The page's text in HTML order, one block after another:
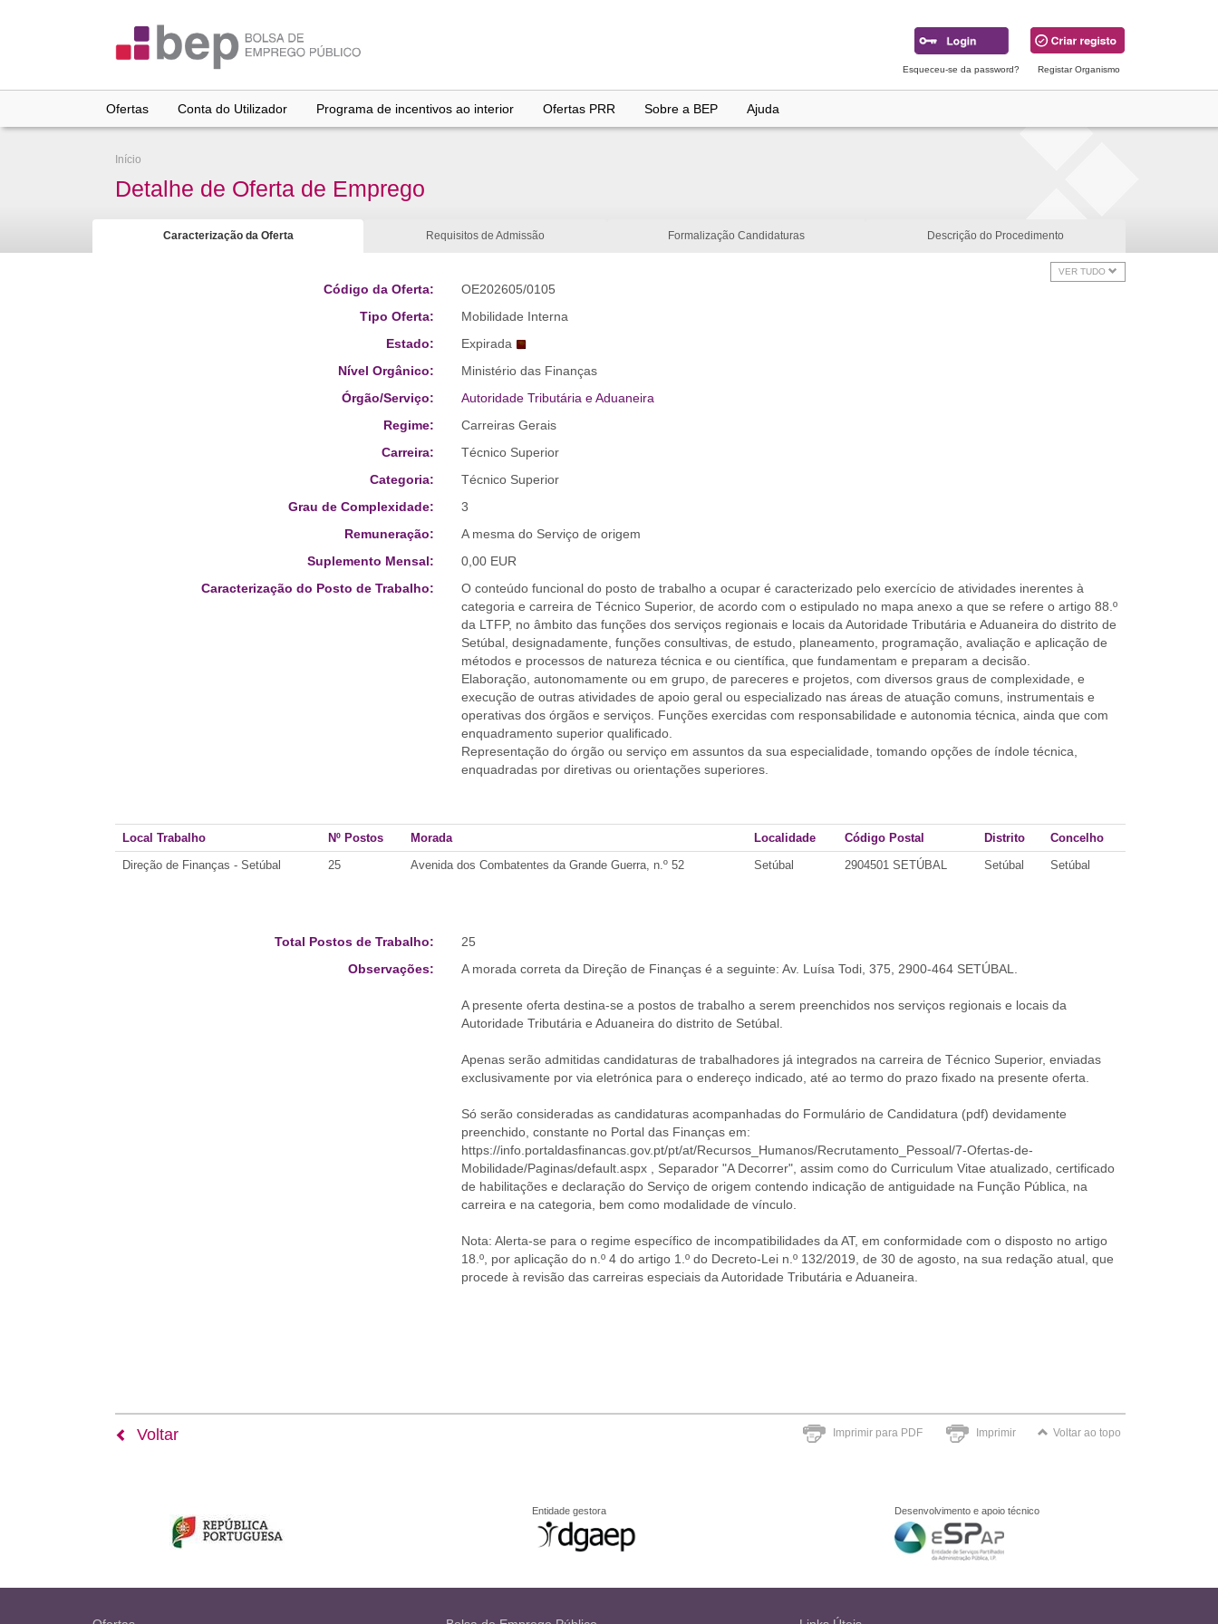
Esqueceu-se da password? Registar Organismo
Ofertas Conta do Utilizador Programa de incentivos ao interior Ofertas PRR Sobre a BEP Ajuda
Início
Detalhe de Oferta de Emprego
Caracterização da Oferta Requisitos de Admissão Formalização Candidaturas Descrição do Procedimento
VER TUDO
Código da Oferta:
OE202605/0105
Tipo Oferta:
Mobilidade Interna
Estado:
Expirada
Nível Orgânico:
Ministério das Finanças
Órgão/Serviço:
Autoridade Tributária e Aduaneira
Regime:
Carreiras Gerais
Carreira:
Técnico Superior
Categoria:
Técnico Superior
Grau de Complexidade:
3
Remuneração:
A mesma do Serviço de origem
Suplemento Mensal:
0,00 EUR
Caracterização do Posto de Trabalho:
O conteúdo funcional do posto de trabalho a ocupar é caracterizado pelo exercício de atividades inerentes à
categoria e carreira de Técnico Superior, de acordo com o estipulado no mapa anexo a que se refere o artigo 88.º
da LTFP, no âmbito das funções dos serviços regionais e locais da Autoridade Tributária e Aduaneira do distrito de
Setúbal, designadamente, funções consultivas, de estudo, planeamento, programação, avaliação e aplicação de
métodos e processos de natureza técnica e ou científica, que fundamentam e preparam a decisão.
Elaboração, autonomamente ou em grupo, de pareceres e projetos, com diversos graus de complexidade, e
execução de outras atividades de apoio geral ou especializado nas áreas de atuação comuns, instrumentais e
operativas dos órgãos e serviços. Funções exercidas com responsabilidade e autonomia técnica, ainda que com
enquadramento superior qualificado.
Representação do órgão ou serviço em assuntos da sua especialidade, tomando opções de índole técnica,
enquadradas por diretivas ou orientações superiores.
Local Trabalho Nº Postos Morada Localidade Código Postal Distrito
Concelho
Direção de Finanças - Setúbal
25 Avenida dos Combatentes da Grande Guerra, n.º 52 Setúbal 2904501 SETÚBAL Setúbal Setúbal
Total Postos de Trabalho:
25
Observações:
A morada correta da Direção de Finanças é a seguinte: Av. Luísa Todi, 375, 2900-464 SETÚBAL.
A presente oferta destina-se a postos de trabalho a serem preenchidos nos serviços regionais e locais da
Autoridade Tributária e Aduaneira do distrito de Setúbal.
Apenas serão admitidas candidaturas de trabalhadores já integrados na carreira de Técnico Superior, enviadas
exclusivamente por via eletrónica para o endereço indicado, até ao termo do prazo fixado na presente oferta.
Só serão consideradas as candidaturas acompanhadas do Formulário de Candidatura (pdf) devidamente
preenchido, constante no Portal das Finanças em:
https://info.portaldasfinancas.gov.pt/pt/at/Recursos_Humanos/Recrutamento_Pessoal/7-Ofertas-de-
Mobilidade/Paginas/default.aspx , Separador "A Decorrer", assim como do Curriculum Vitae atualizado, certificado
de habilitações e declaração do Serviço de origem contendo indicação de antiguidade na Função Pública, na
carreira e na categoria, bem como modalidade de vínculo.
Nota: Alerta-se para o regime específico de incompatibilidades da AT, em conformidade com o disposto no artigo
18.º, por aplicação do n.º 4 do artigo 1.º do Decreto-Lei n.º 132/2019, de 30 de agosto, na sua redação atual, que
procede à revisão das carreiras especiais da Autoridade Tributária e Aduaneira.
Imprimir para PDF Imprimir Voltar ao topo
Voltar
Entidade gestora Desenvolvimento e apoio técnico